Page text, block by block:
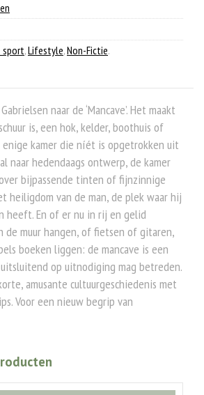
sport,Lifestyle,Non-Fictie.
naar de ‘Mancave’. Het maakt
is, een hok, kelder, boothuis of
enige kamer die níét is opgetrokken uit
naar hedendaags ontwerp, de kamer
bijpassende tinten of fijnzinnige
heiligdom van de man, de plek waar hij
heeft. En of er nu in rij en gelid
de muur hangen, of fietsen of gitaren,
boeken liggen: de mancave is een
op uitnodiging mag betreden.
amusante cultuurgeschiedenis met
Voor een nieuw begrip van